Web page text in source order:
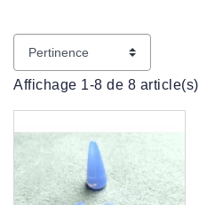
Affichage 1-8 de 8 article(s)